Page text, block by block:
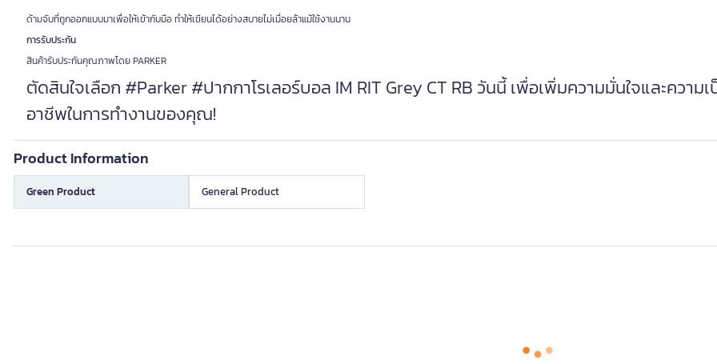
ด้ามจับที่ถูกออกแบบมาเพื่อให้เข้ากับมือ ทำให้เขียนได้อย่างสบายไม่เมื่อยล้าแม้ใช้งานนาน
การรับประกัน
สินค้ารับประกันคุณภาพโดย PARKER
ตัดสินใจเลือก #Parker #ปากกาโรเลอร์บอล IM RIT Grey CT RB วันนี้ เพื่อเพิ่มความมั่นใจและความ
อาชีพในการทำงานของคุณ!
Product Information
Green Product General Product